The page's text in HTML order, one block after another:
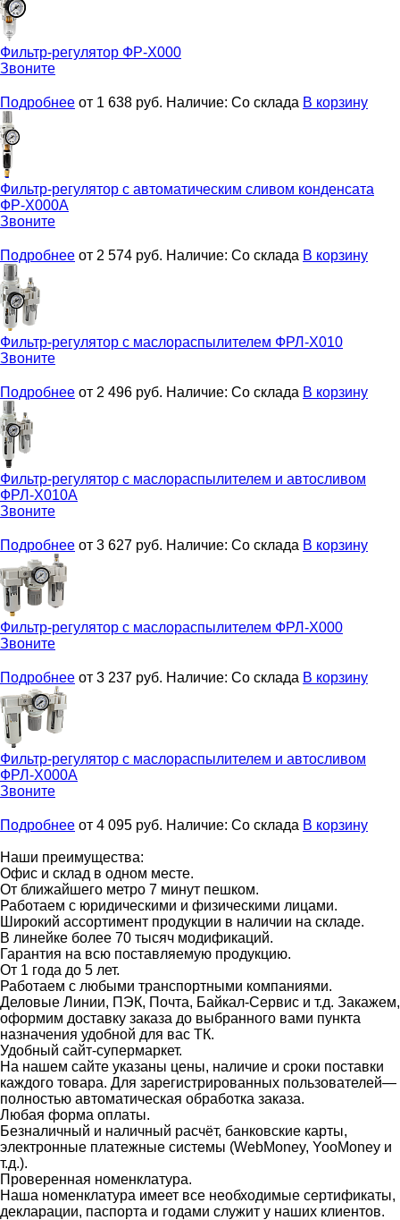
Фильтр-регулятор ФР-Х000
Звоните
Подробнее от 1 638 руб. Наличие: Со склада В корзину
Фильтр-регулятор с автоматическим сливом конденсата
ФР-Х000А
Звоните
Подробнее от 2 574 руб. Наличие: Со склада В корзину
Фильтр-регулятор с маслораспылителем ФРЛ-Х010
Звоните
Подробнее от 2 496 руб. Наличие: Со склада В корзину
Фильтр-регулятор с маслораспылителем и автосливом
ФРЛ-Х010А
Звоните
Подробнее от 3 627 руб. Наличие: Со склада В корзину
Фильтр-регулятор с маслораспылителем ФРЛ-Х000
Звоните
Подробнее от 3 237 руб. Наличие: Со склада В корзину
Фильтр-регулятор с маслораспылителем и автосливом
ФРЛ-Х000А
Звоните
Подробнее от 4 095 руб. Наличие: Со склада В корзину
Наши преимущества:
Офис и склад в одном месте.
От ближайшего метро 7 минут пешком.
Работаем с юридическими и физическими лицами.
Широкий ассортимент продукции в наличии на складе.
В линейке более 70 тысяч модификаций.
Гарантия на всю поставляемую продукцию.
От 1 года до 5 лет.
Работаем с любыми транспортными компаниями.
Деловые Линии, ПЭК, Почта, Байкал-Сервис и т.д. Закажем,
оформим доставку заказа до выбранного вами пункта
назначения удобной для вас ТК.
Удобный сайт-супермаркет.
На нашем сайте указаны цены, наличие и сроки поставки
каждого товара. Для зарегистрированных пользователей—
полностью автоматическая обработка заказа.
Любая форма оплаты.
Безналичный и наличный расчёт, банковские карты,
электронные платежные системы (WebMoney, YooMoney и
т.д.).
Проверенная номенклатура.
Наша номенклатура имеет все необходимые сертификаты,
декларации, паспорта и годами служит у наших клиентов.